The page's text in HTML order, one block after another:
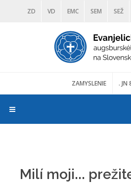
ZD VD EMC SEM SEŽ
DIAKONIA ŠKOLY
ZAMYSLENIE . JN
Milí moji...